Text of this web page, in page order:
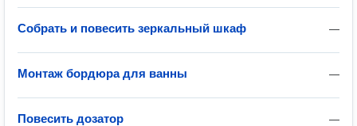
—
Собрать и повесить зеркальный шкаф
—
Монтаж бордюра для ванны
—
Повесить дозатор